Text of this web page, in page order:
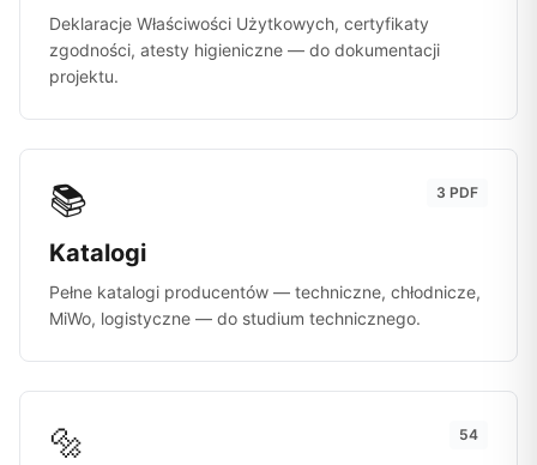
Deklaracje Właściwości Użytkowych, certyfikaty
zgodności, atesty higieniczne — do dokumentacji
projektu.
📚 3 PDF
Katalogi
Pełne katalogi producentów — techniczne, chłodnicze,
MiWo, logistyczne — do studium technicznego.
🔩 54